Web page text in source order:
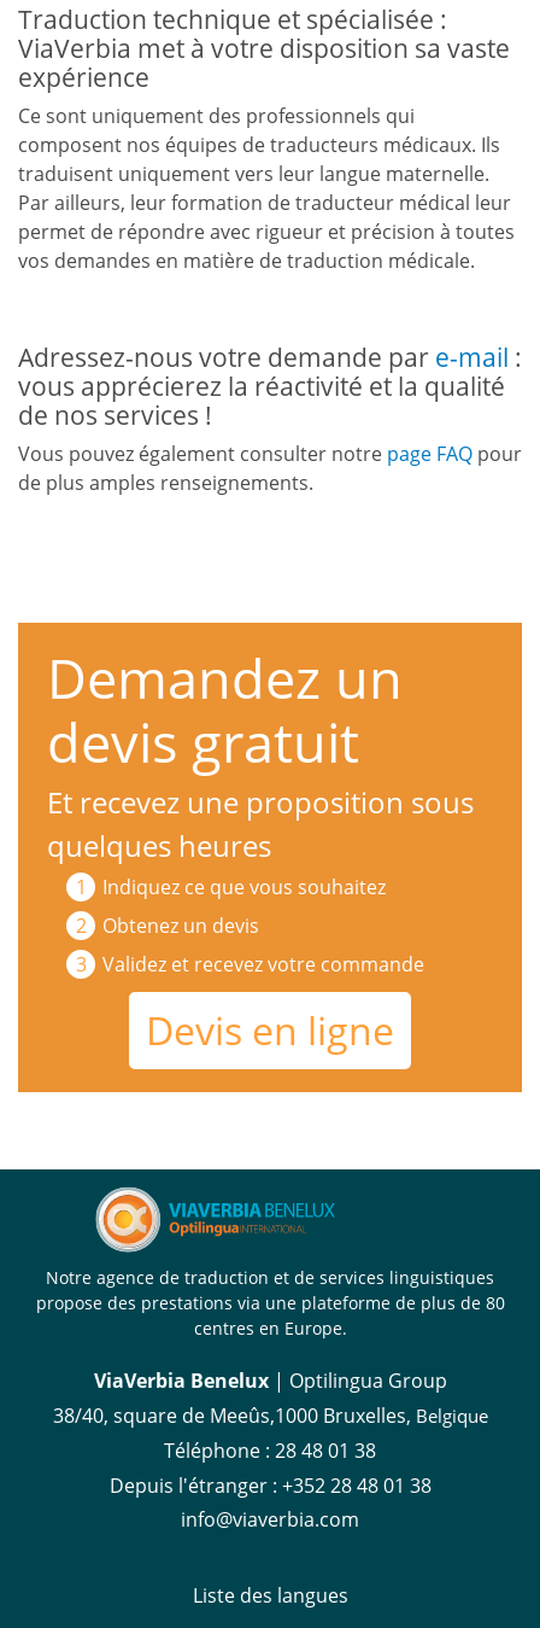
Traduction technique et spécialisée :
ViaVerbia met à votre disposition sa vaste
expérience
Ce sont uniquement des professionnels qui
composent nos équipes de traducteurs médicaux. Ils
traduisent uniquement vers leur langue maternelle.
Par ailleurs, leur formation de traducteur médical leur
permet de répondre avec rigueur et précision à toutes
vos demandes en matière de traduction médicale.
Adressez-nous votre demande par e-mail :
vous apprécierez la réactivité et la qualité
de nos services !
Vous pouvez également consulter notre page FAQ pour
de plus amples renseignements.
Demandez un
devis gratuit
Et recevez une proposition sous
quelques heures
Indiquez ce que vous souhaitez
Obtenez un devis
Validez et recevez votre commande
Devis en ligne
Notre agence de traduction et de services linguistiques
propose des prestations via une plateforme de plus de 80
centres en Europe.
ViaVerbia Benelux | Optilingua Group
38/40, square de Meeûs,1000 Bruxelles, Belgique
Téléphone : 28 48 01 38
Depuis l'étranger : +352 28 48 01 38
info@viaverbia.com
Liste des langues